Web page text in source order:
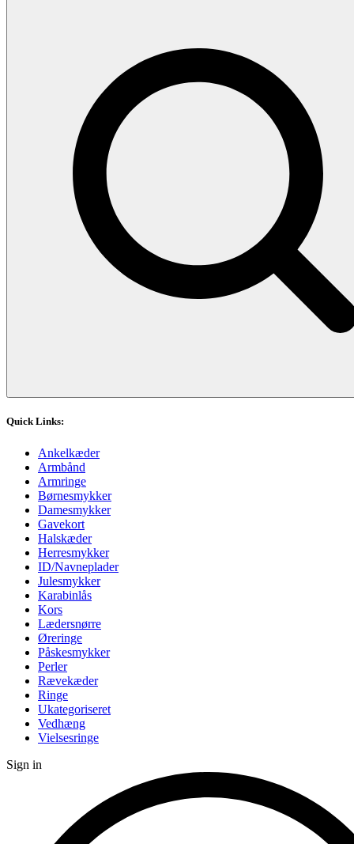
Quick Links:
Ankelkæder
Armbånd
Armringe
Børnesmykker
Damesmykker
Gavekort
Halskæder
Herresmykker
ID/Navneplader
Julesmykker
Karabinlås
Kors
Lædersnørre
Øreringe
Påskesmykker
Perler
Rævekæder
Ringe
Ukategoriseret
Vedhæng
Vielsesringe
Sign in